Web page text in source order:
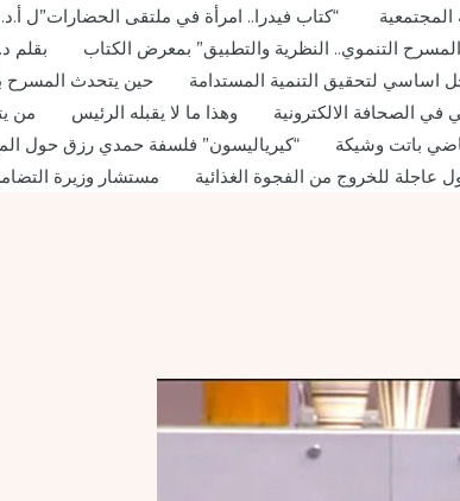
“كتاب فيدرا.. امرأة في ملتقى الحضارات”ل
التنموي.. النظرية والتطبيق” بمعرض الكتاب
بقلم
اساسي لتحقيق التنمية المستدامة
حين يتحدث المسرح
الصحافة الالكترونية
وهذا ما لا يقبله الرئيس من
باتت وشيكة
“كيرياليسون” فلسفة حمدي رزق حول
عاجلة للخروج من الفجوة الغذائية
مستشار وزيرة